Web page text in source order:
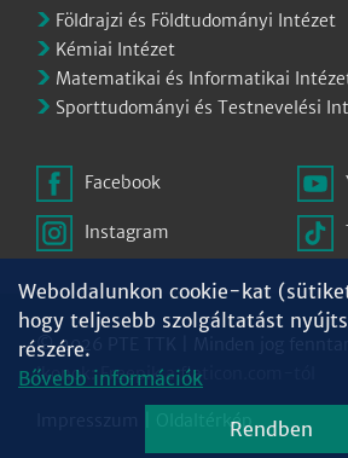
Földrajzi és Földtudományi Intézet
Kémiai Intézet
Matematikai és Informatikai
Sporttudományi és Testnevelési
Facebook
Instagram
© 2026 PTE TTK | Minden jog
Ikonok:Freepikaflaticon.com
Oldaltérkép
Weboldalunkon cookie-kat
hogy teljesebb szolgáltatást
részére.
Bővebb információk
Rendben